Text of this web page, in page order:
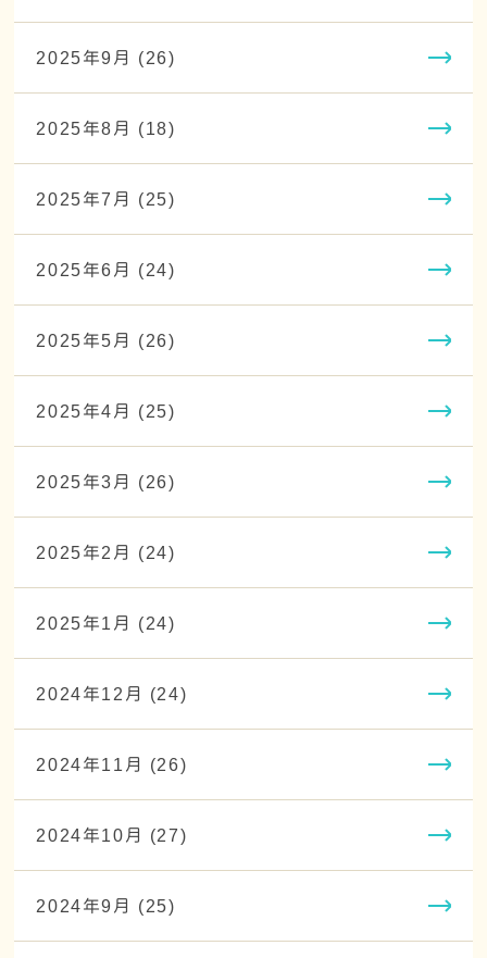
2025年9月 (26)
2025年8月 (18)
2025年7月 (25)
2025年6月 (24)
2025年5月 (26)
2025年4月 (25)
2025年3月 (26)
2025年2月 (24)
2025年1月 (24)
2024年12月 (24)
2024年11月 (26)
2024年10月 (27)
2024年9月 (25)